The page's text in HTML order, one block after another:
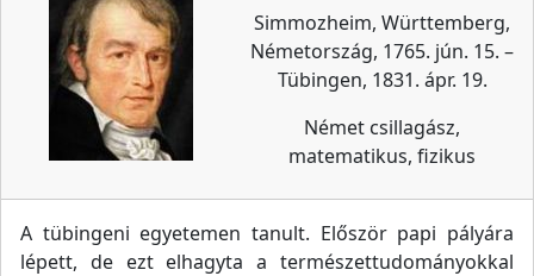
Simmozheim, Württemberg,
Németország, 1765. jún. 15. –
Tübingen, 1831. ápr. 19.
Német csillagász,
matematikus, fizikus
A tübingeni egyetemen tanult. Először papi pályára
lépett, de ezt elhagyta a természettudományokkal